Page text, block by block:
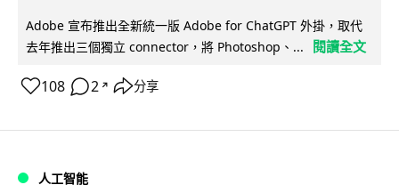
Adobe 宣布推出全新統一版 Adobe for ChatGPT 外掛，取代
去年推出三個獨立 connector，將 Photoshop、...
閱讀全文
108 2 ↗ 分享
人工智能